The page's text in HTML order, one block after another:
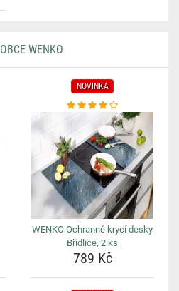
WENKO
NOVINKA
WENKO Ochranné krycí desky
Břidlice, 2 ks
789 Kč